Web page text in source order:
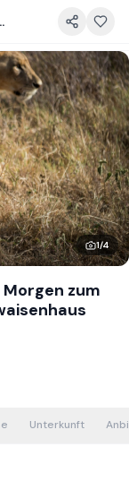
und zum Elefantenwaisenhaus
1/4
zum
Unterkunft